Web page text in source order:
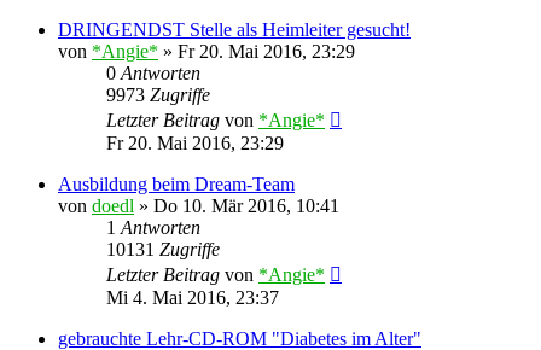
DRINGENDST Stelle als Heimleiter gesucht!
von *Angie* » Fr 20. Mai 2016, 23:29
0 Antworten
9973 Zugriffe
Letzter Beitrag von *Angie*
Fr 20. Mai 2016, 23:29
Ausbildung beim Dream-Team
von doedl » Do 10. Mär 2016, 10:41
1 Antworten
10131 Zugriffe
Letzter Beitrag von *Angie*
Mi 4. Mai 2016, 23:37
gebrauchte Lehr-CD-ROM "Diabetes im Alter"